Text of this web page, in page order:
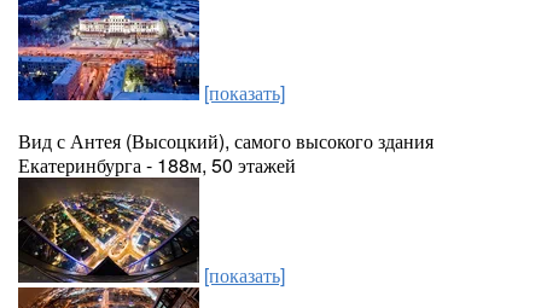
[показать]
Вид с Антея (Высоцкий), самого высокого здания
Екатеринбурга - 188м, 50 этажей
[показать]